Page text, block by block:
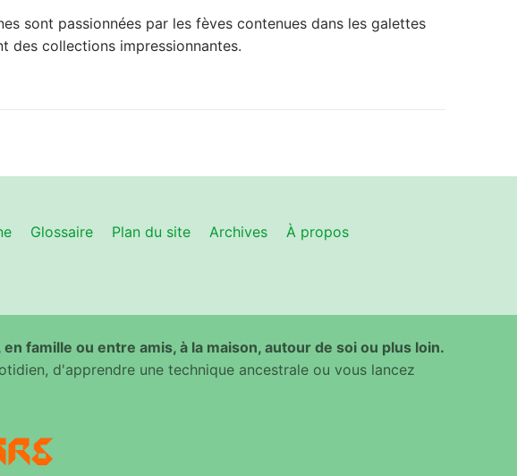
sont passionnées par les fèves contenues dans les galettes
des collections impressionnantes.
Glossaire Plan du site Archives À propos
famille ou entre amis, à la maison, autour de soi ou plus loin.
d'apprendre une technique ancestrale ou vous lancez